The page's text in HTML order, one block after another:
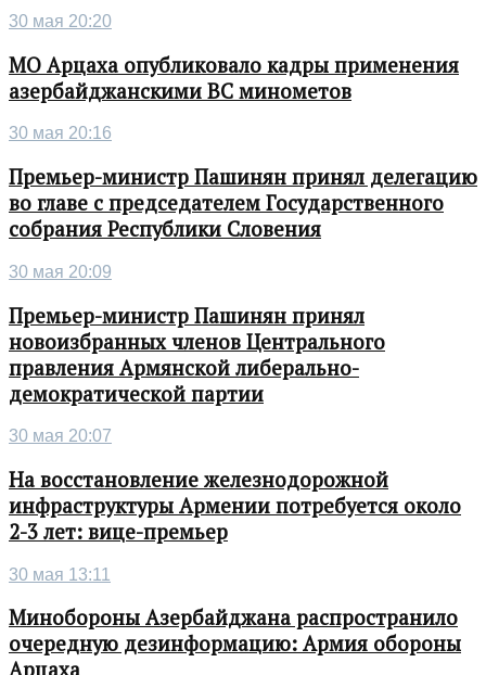
30 мая 20:20
МО Арцаха опубликовало кадры применения
азербайджанскими ВС минометов
30 мая 20:16
Премьер-министр Пашинян принял делегацию
во главе с председателем Государственного
собрания Республики Словения
30 мая 20:09
Премьер-министр Пашинян принял
новоизбранных членов Центрального
правления Армянской либерально-
демократической партии
30 мая 20:07
На восстановление железнодорожной
инфраструктуры Армении потребуется около
2-3 лет: вице-премьер
30 мая 13:11
Минобороны Азербайджана распространило
очередную дезинформацию: Армия обороны